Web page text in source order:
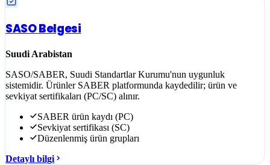
SASO Belgesi
Suudi Arabistan
SASO/SABER, Suudi Standartlar Kurumu'nun uygunluk
sistemidir. Ürünler SABER platformunda kaydedilir; ürün ve
sevkiyat sertifikaları (PC/SC) alınır.
SABER ürün kaydı (PC)
Sevkiyat sertifikası (SC)
Düzenlenmiş ürün grupları
Detaylı bilgi